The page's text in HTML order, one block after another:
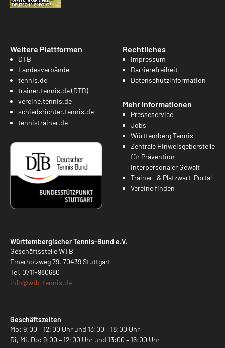
Weitere Plattformen
DTB
Landesverbände
tennis.de
trainer.tennis.de (DTB)
vereine.tennis.de
schiedsrichter.tennis.de
tennistrainer.de
Rechtliches
Impressum
Barrierefreiheit
Datenschutzinformation
Mehr Informationen
Presseservice
Jobs
Württemberg Tennis
Zentrale Hinweisgeberstelle
für Prävention
interpersonaler Gewalt
Trainer- & Platzwart-Portal
Vereine finden
Württembergischer Tennis-Bund e.V.
Geschäftsstelle WTB
Emerholzweg 79, 70439 Stuttgart
Tel. 0711-980680
info@wtb-tennis.de
Geschäftszeiten
Mo: 9:00 – 12:00 Uhr und 13:00 – 18:00 Uhr
Di, Mi, Do: 9:00 – 12:00 Uhr und 13:00 – 16:00 Uhr